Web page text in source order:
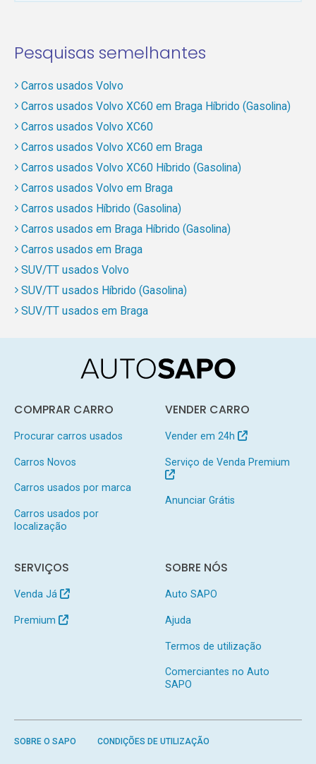
Pesquisas semelhantes
Carros usados Volvo
Carros usados Volvo XC60 em Braga Híbrido (Gasolina)
Carros usados Volvo XC60
Carros usados Volvo XC60 em Braga
Carros usados Volvo XC60 Híbrido (Gasolina)
Carros usados Volvo em Braga
Carros usados Híbrido (Gasolina)
Carros usados em Braga Híbrido (Gasolina)
Carros usados em Braga
SUV/TT usados Volvo
SUV/TT usados Híbrido (Gasolina)
SUV/TT usados em Braga
COMPRAR CARRO
Procurar carros usados
Carros Novos
Carros usados por marca
Carros usados por
localização
VENDER CARRO
Vender em 24h
Serviço de Venda Premium
Anunciar Grátis
SERVIÇOS
Venda Já
Premium
SOBRE NÓS
Auto SAPO
Ajuda
Termos de utilização
Comerciantes no Auto
SAPO
SOBRE O SAPO CONDIÇÕES DE UTILIZAÇÃO